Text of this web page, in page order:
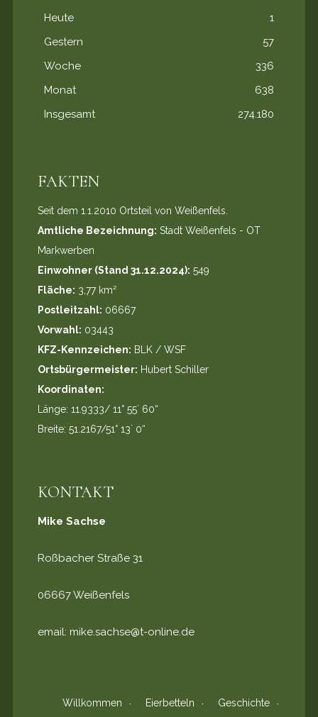
Heute
1
Gestern
57
Woche
336
Monat
638
Insgesamt
274.180
FAKTEN
Seit dem 1.1.2010 Ortsteil von Weißenfels.
Amtliche Bezeichnung: Stadt Weißenfels - OT
Markwerben
Einwohner (Stand 31.12.2024): 549
Fläche: 3,77 km²
Postleitzahl: 06667
Vorwahl: 03443
KFZ-Kennzeichen: BLK / WSF
Ortsbürgermeister: Hubert Schiller
Koordinaten:
Länge: 11.9333/ 11° 55` 60“
Breite: 51.2167/51° 13` 0“
KONTAKT
Mike Sachse
Roßbacher Straße 31
06667 Weißenfels
email: mike.sachse@t-online.de
Willkommen Eierbetteln Geschichte